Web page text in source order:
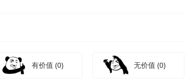
有价值(0) 无价值(0)